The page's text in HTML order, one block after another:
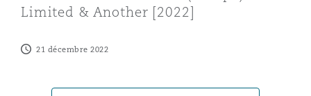
Limited & Another [2022]
21 décembre 2022